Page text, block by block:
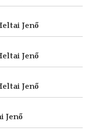
Jenő
Jenő
Jenő
Jenő